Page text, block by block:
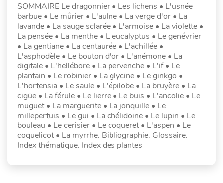
SOMMAIRE Le dragonnier • Les lichens • L'usnée
barbue • Le mûrier • L'aulne • La verge d'or • La
lavande • La sauge sclarée • L'armoise • La violette •
La pensée • La menthe • L'eucalyptus • Le genévrier
• La gentiane • La centaurée • L'achillée •
L'asphodèle • Le bouton d'or • L'anémone • La
digitale • L'hellébore • La pervenche • L'if • Le
plantain • Le robinier • La glycine • Le ginkgo •
L'hortensia • Le saule • L'épilobe • La bruyère • La
cigüe • La férule • Le lierre • Le buis • L'ancolie • Le
muguet • La marguerite • La jonquille • Le
millepertuis • Le gui • La chélidoine • Le lupin • Le
bouleau • Le cerisier • Le coqueret • L'aspen • Le
coquelicot • La myrrhe. Bibliographie. Glossaire.
Index thématique. Index des plantes